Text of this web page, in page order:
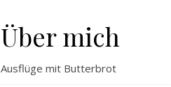
Über mich
Ausflüge mit Butterbrot